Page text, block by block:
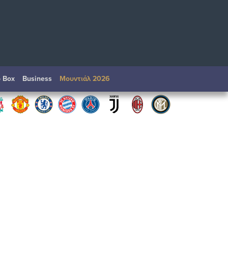
Box Βusiness Μουντιάλ 2026